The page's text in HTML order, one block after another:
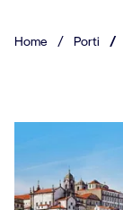
Home / Porti /